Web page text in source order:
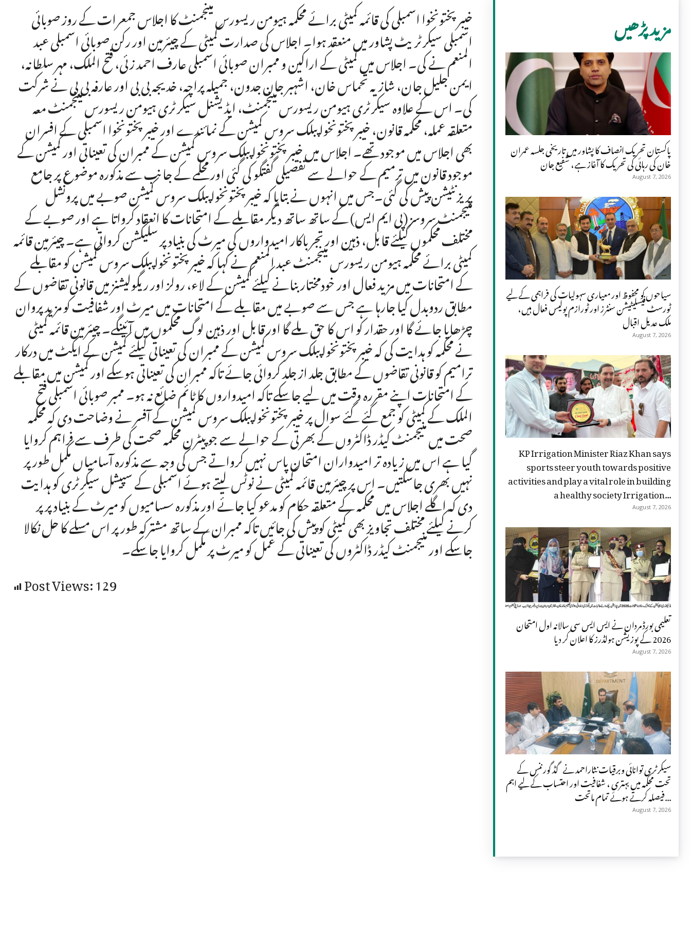
خیبر پختونخوا اسمبلی کی قائمہ کمیٹی برائے محکمہ ہیومن ریسورس مینجمنٹ کا اجلاس جمعرات کے روز صوبائی
اسمبلی سیکرٹریٹ پشاور میں منعقد ہوا۔ اجلاس کی صدارت کمیٹی کے چیئرمین اور رکن صوبائی اسمبلی عبد
المنعم نے کی۔ اجلاس میں کمیٹی کے اراکین و ممبران صوبائی اسمبلی عارف احمد زئی، فتح الملک، مہر سلطانہ،
ایمن جلیل جان، شازیہ تحماس خان، اشہبر جان جدون، جمیلہ پراچہ، خدیجہ بی بی اور عارفہ بی بی نے شرکت
کی۔ اس کے علاوہ سیکرٹری ہیومن ریسورس مینجمنٹ، ایڈیشنل سیکرٹری ہیومن ریسورس مینجمنٹ معہ
متعلقہ عملہ، محکمہ قانون، خیبرپختونخوا پبلک سروس کمیشن کے نمائندے اور خیبر پختونخوا اسمبلی کے افسران
بھی اجلاس میں موجود تھے۔ اجلاس میں خیبرپختونخوا پبلک سروس کمیشن کے ممبران کی تعیناتی اور کمیشن کے
موجود قانون میں ترمیم کے حوالے سے تفصیلی گفتگو کی گئی اور محکمے کے جانب سے مذکورہ موضوع پر جامع
پریزنٹیشن پیش کی گئی۔جس میں انہوں نے بتایا کہ خیبرپختونخوا پبلک سروس کمیشن صوبے میں پرونشل
منیجمنٹ سروسز (پی ایم ایس) کے ساتھ ساتھ دیگر مقابلے کے امتحانات کا انعقاد کرواتا ہے اور صوبے کے
مختلف محکموں کیلئے قابل، ذہین اور تجرباکار امیدواروں کی میرٹ کی بنیاد پر سلیکشن کرواتی ہے۔ چیئرمین قائمہ
کمیٹی برائے محکمہ ہیومن ریسورس مینجمنٹ عبد المنعم نے کہا کہ خیبرپختونخوا پبلک سروس کمیشن کو مقابلے
کے امتحانات میں مزید فعال اور خودمختار بنانے کیلئے کمیشن کے لاء، رولز اور ریگولیشنز میں قانونی تقاضوں کے
مطابق ردوبدل کیا جارہا ہے جس سے صوبے میں مقابلے کے امتحانات میں میرٹ اور شفافیت کو مزید پروان
چڑھایا جائے گا اور حقدار کو اس کا حق ملے گا اور قابل اور ذہین لوگ محکموں میں آئینگے۔ چیئرمین قائمہ کمیٹی
نے محکمہ کو ہدایت کی کہ خیبرپختونخوا پبلک سروس کمیشن کے ممبران کی تعیناتی کیلئے کمیشن کے ایکٹ میں درکار
ترامیم کو قانونی تقاضوں کے مطابق جلد از جلد کروائی جائے تاکہ ممبران کی تعیناتی ہوسکے اور کمیشن میں مقابلے
کے امتحانات اپنے مقررہ وقت میں لیے جاسکے تاکہ امیدواروں کا ٹائم ضائع نہ ہو۔ ممبر صوبائی اسمبلی فتح
الملک کے کمیٹی کو جمع کئے گئے سوال پر خیبرپختونخوا پبلک سروس کمیشن کے آفسر نے وضاحت دی کہ محکمہ
صحت میں منیجمنٹ کیڈر ڈاکٹروں کے بھرتی کے حوالے سے جو پیٹرن محکمہ صحت کی طرف سے فراہم کروایا
گیا ہے اس میں زیادہ تر امیدواران امتحان پاس نہیں کرواتے جس کی وجہ سے مذکورہ آسامیاں مکمل طور پر
نہیں بھری جاسکتیں۔ اس پر چیئرمین قائمہ کمیٹی نے نوٹس لیتے ہوئے اسمبلی کے سپیشل سیکرٹری کو ہدایت
دی کہ اگلے اجلاس میں محکمہ کے متعلقہ حکام کو مدعو کیا جائے اور مذکورہ سسامیوں کو میرٹ کے بنیاد پر پر
کرنے کیلئے مختلف تجاویز بھی کمیٹی کو پیش کی جائیں تاکہ ممبران کے ساتھ مشترکہ طور پر اس مسلے کا حل نکالا
جاسکے اور منیجمنٹ کیڈر ڈاکٹروں کی تعیناتی کے عمل کو میرٹ پر مکمل کروایا جاسکے۔
Post Views:129
مزید پڑھیں
پاکستان تحریک انصاف کا پشاور میں تاریخی جلسہ عمران
خان کی رہائی کی تحریک کا آغاز ہے، شفیع جان
August 7, 2026
سیاحوں کو محفوظ اور معیاری سہولیات کی فراہمی کے لیے
ٹورسٹ فیسلیٹیشن سنٹرز اور ٹورازم پولیس فعال ہیں،
ملک عدیل اقبال
August 7, 2026
KP Irrigation Minister Riaz Khan says
sports steer youth towards positive
activities and play a vital role in building
a healthy society Irrigation...
August 7, 2026
تعلیمی بورڈ مردان نے ایس ایس سی سالانہ اول امتحان
2026 کے پوزیشن ہولڈرز کا اعلان کر دیا
August 7, 2026
سیکرٹری توانائی وبرقیات نثاراحمد نے گڈ گورننس کے
تحت محکمہ میں بہتری ، شفافیت اور احتساب کے لیے اہم
فیصلہ کرتے ہوئے تمام ماتحت...
August 7, 2026